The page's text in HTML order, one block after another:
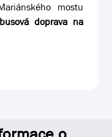
mostu
doprava na